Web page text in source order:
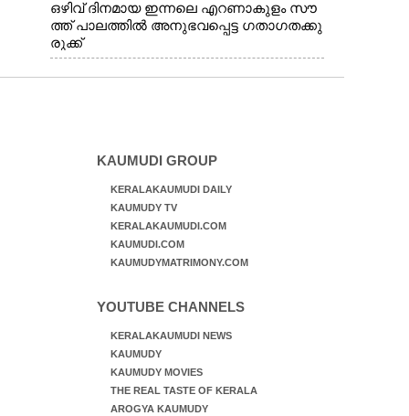
ഒഴിവ് ദിനമായ ഇന്നലെ എറണാകുളം സൗ
ത്ത് പാലത്തിൽ അനുഭവപ്പെട്ട ഗതാഗതക്കു
രുക്ക്
KAUMUDI GROUP
KERALAKAUMUDI DAILY
KAUMUDY TV
KERALAKAUMUDI.COM
KAUMUDI.COM
KAUMUDYMATRIMONY.COM
YOUTUBE CHANNELS
KERALAKAUMUDI NEWS
KAUMUDY
KAUMUDY MOVIES
THE REAL TASTE OF KERALA
AROGYA KAUMUDY